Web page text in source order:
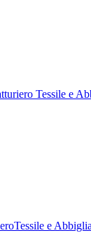
Tessile e
Tessile e